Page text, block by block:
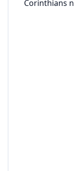
Corinthians